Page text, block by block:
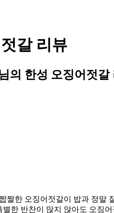
갈 리뷰
의 한성 오징어젓
짤한 오징어젓갈이 밥과 정
한 반찬이 많지 않아도 오징